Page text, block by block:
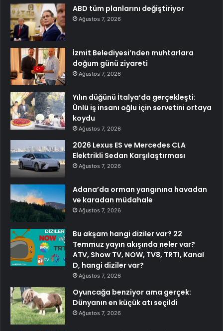
ABD tüm planlarını değiştiriyor
Ağustos 7, 2026
İzmit Belediyesi’nden muhtarlara
doğum günü ziyareti
Ağustos 7, 2026
Yılın düğünü İtalya’da gerçekleşti:
Ünlü iş insanı oğlu için servetini ortaya
koydu
Ağustos 7, 2026
2026 Lexus ES ve Mercedes CLA
Elektrikli Sedan Karşılaştırması
Ağustos 7, 2026
Adana’da orman yangınına havadan
ve karadan müdahale
Ağustos 7, 2026
Bu akşam hangi diziler var? 22
Temmuz yayın akışında neler var?
ATV, Show TV, NOW, TV8, TRT1, Kanal
D, hangi diziler var?
Ağustos 7, 2026
Oyuncağa benziyor ama gerçek:
Dünyanın en küçük atı seçildi
Ağustos 7, 2026